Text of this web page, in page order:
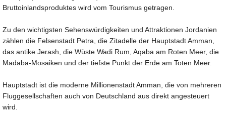
Bruttoinlandsproduktes wird vom Tourismus getragen.
Zu den wichtigsten Sehenswürdigkeiten und Attraktionen Jordanien
zählen die Felsenstadt Petra, die Zitadelle der Hauptstadt Amman,
das antike Jerash, die Wüste Wadi Rum, Aqaba am Roten Meer, die
Madaba-Mosaiken und der tiefste Punkt der Erde am Toten Meer.
Hauptstadt ist die moderne Millionenstadt Amman, die von mehreren
Fluggesellschaften auch von Deutschland aus direkt angesteuert
wird.